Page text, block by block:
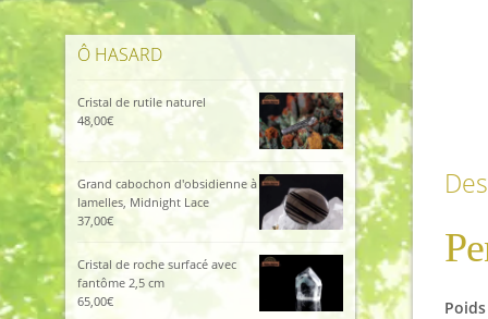
Ô HASARD
Cristal de rutile naturel
48,00€
Grand cabochon d'obsidienne à
lamelles, Midnight Lace
37,00€
Cristal de roche surfacé avec
fantôme 2,5 cm
65,00€